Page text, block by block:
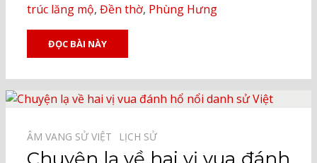
trúc lăng mộ, Đền thờ, Phùng Hưng
ĐỌC BÀI NÀY
ÂM VANG SỬ VIỆT⠀ LỊCH SỬ⠀